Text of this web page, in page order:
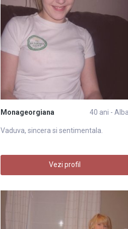
Monageorgiana 40 ani - Alba
Vaduva, sincera si sentimentala.
Vezi profil